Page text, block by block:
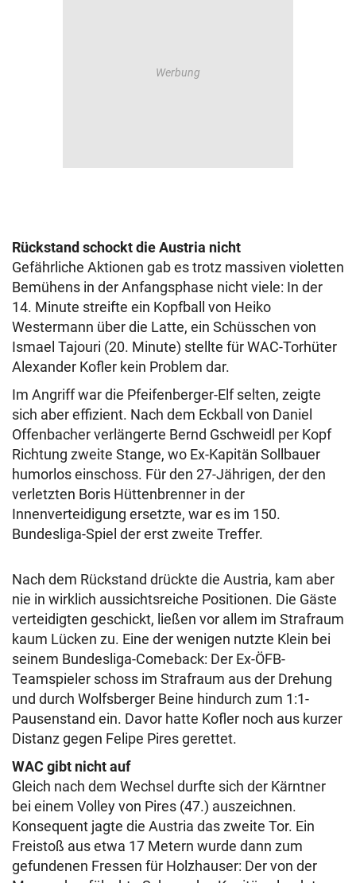
Rückstand schockt die Austria nicht
Gefährliche Aktionen gab es trotz massiven violetten
Bemühens in der Anfangsphase nicht viele: In der
14. Minute streifte ein Kopfball von Heiko
Westermann über die Latte, ein Schüsschen von
Ismael Tajouri (20. Minute) stellte für WAC-Torhüter
Alexander Kofler kein Problem dar.
Im Angriff war die Pfeifenberger-Elf selten, zeigte
sich aber effizient. Nach dem Eckball von Daniel
Offenbacher verlängerte Bernd Gschweidl per Kopf
Richtung zweite Stange, wo Ex-Kapitän Sollbauer
humorlos einschoss. Für den 27-Jährigen, der den
verletzten Boris Hüttenbrenner in der
Innenverteidigung ersetzte, war es im 150.
Bundesliga-Spiel der erst zweite Treffer.
Nach dem Rückstand drückte die Austria, kam aber
nie in wirklich aussichtsreiche Positionen. Die Gäste
verteidigten geschickt, ließen vor allem im Strafraum
kaum Lücken zu. Eine der wenigen nutzte Klein bei
seinem Bundesliga-Comeback: Der Ex-ÖFB-
Teamspieler schoss im Strafraum aus der Drehung
und durch Wolfsberger Beine hindurch zum 1:1-
Pausenstand ein. Davor hatte Kofler noch aus kurzer
Distanz gegen Felipe Pires gerettet.
WAC gibt nicht auf
Gleich nach dem Wechsel durfte sich der Kärntner
bei einem Volley von Pires (47.) auszeichnen.
Konsequent jagte die Austria das zweite Tor. Ein
Freistoß aus etwa 17 Metern wurde dann zum
gefundenen Fressen für Holzhauser: Der von der